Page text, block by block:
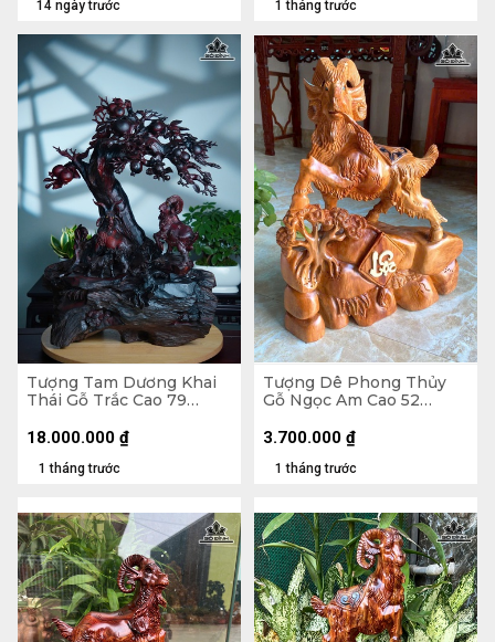
14 ngày trước 1 tháng trước
Tượng Tam Dương Khai
Thái Gỗ Trắc Cao 79
1 tháng trước
18.000.000 ₫
Tượng Dê Phong Thủy
Gỗ Ngọc Am Cao 52
8kg
1 tháng trước
3.700.000 ₫